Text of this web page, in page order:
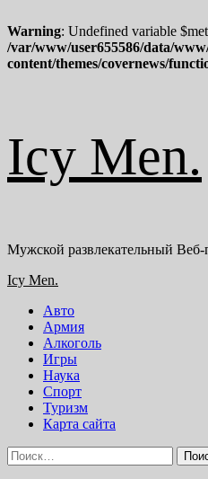
Warning: Undefined variable
/var/www/user655586/data/
content/themes/covernews/
содержимому
Icy Men.
Мужской развлекательный Веб-
Основное
Icy Men.
Авто
Армия
Алкоголь
Игры
Наука
Спорт
Туризм
Карта сайта
Найти: